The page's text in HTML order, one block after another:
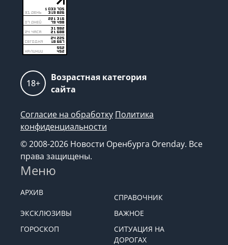
18+
Возрастная категория
сайта
Согласие на обработку Политика
конфиденциальности
© 2008-2026 Новости Оренбурга Orenday. Все
права защищены.
Меню
АРХИВ
СПРАВОЧНИК
ЭКСКЛЮЗИВЫ
ВАЖНОЕ
ГОРОСКОП
СИТУАЦИЯ НА
ДОРОГАХ